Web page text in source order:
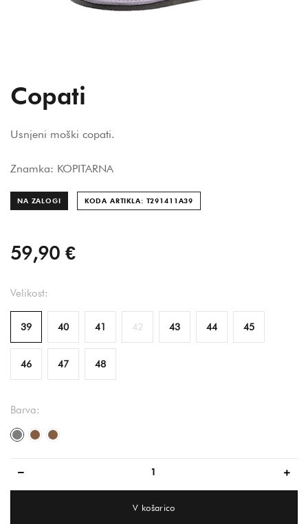
Copati
Usnjeni moški copati.
Znamka: KOPITARNA
NA ZALOGI KODA ARTIKLA: T291411A39
59,90 €
Velikost:
39 40 41 42 43 44 45
46 47 48
Barva:
siva/siva
rjavarjava
V košarico